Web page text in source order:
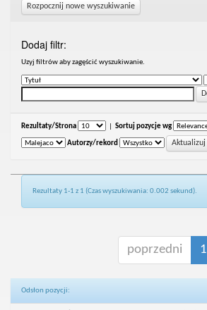
Rozpocznij nowe wyszukiwanie
Dodaj filtr:
Uzyj filtrów aby zagęścić wyszukiwanie.
Rezultaty/Strona Sortuj pozycje wg
Autorzy/rekord
Rezultaty 1-1 z 1 (Czas wyszukiwania: 0.002 sekund).
poprzedni 1
Odsłon pozycji: